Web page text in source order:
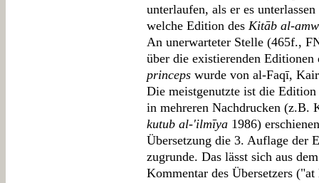
unterlaufen, als er es
welche Edition des Kitāb al-
An unerwarteter Stelle (465f.,
über die existierenden Editionen
princeps wurde von al-Faqī,
Die meistgenutzte ist die
in mehreren Nachdrucken
kutub al-'ilmīya 1986)
Übersetzung die 3. Auflage der
zugrunde. Das lässt sich aus
Kommentar des Übersetzers